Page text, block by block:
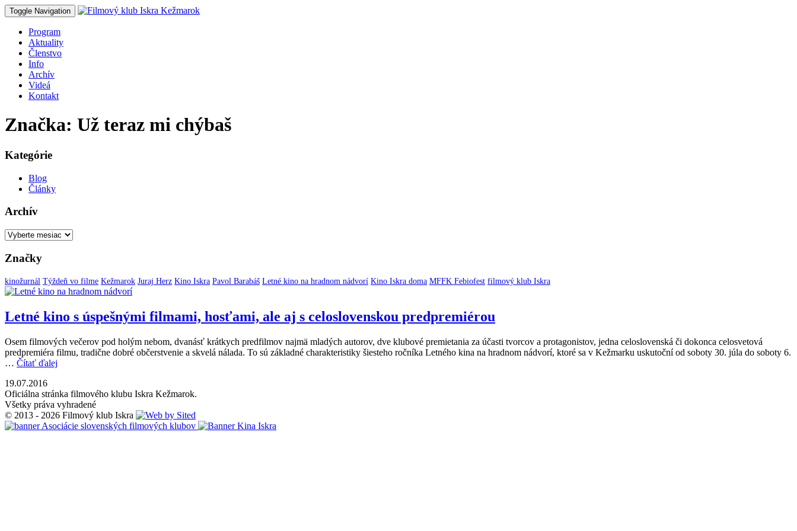
Toggle Navigation
Program
Aktuality
Členstvo
Info
Archív
Videá
Kontakt
Značka: Už teraz mi chýbaš
Kategórie
Blog
Články
Archív
Archív
Značky
kinožurnál Týždeň vo filme Kežmarok Juraj Herz Kino Iskra Pavol Barabáš Letné kino na hradnom nádvorí Kino Iskra doma MFFK Febiofest filmový klub Iskra
Letné kino s úspešnými filmami, hosťami, ale aj s celoslovenskou predpremiérou
Osem filmových večerov pod holým nebom, dvanásť krátkych predfilmov najmä mladých autorov, dve klubové premietania za účasti tvorcov a protagonistov, jedna celoslovenská či dokonca celosvetová
predpremiéra filmu, tradične dobré občerstvenie a skvelá nálada. To sú základné charakteristiky šiesteho ročníka Letného kina na hradnom nádvorí, ktoré sa v Kežmarku uskutoční od soboty 30. júla do soboty 6.
… Čítať ďalej
19.07.2016
Oficiálna stránka filmového klubu Iskra Kežmarok.
Všetky práva vyhradené
© 2013 - 2026 Filmový klub Iskra